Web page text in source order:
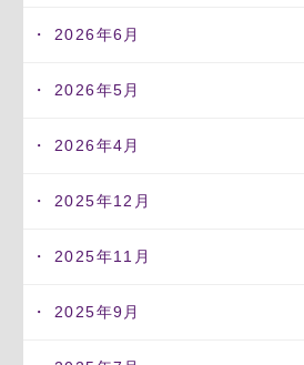
2026年6月
2026年5月
2026年4月
2025年12月
2025年11月
2025年9月